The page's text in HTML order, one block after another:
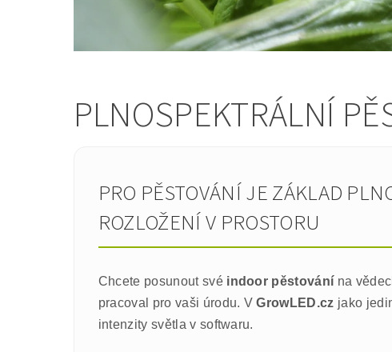
PLNOSPEKTRÁLNÍ
PRO PĚSTOVÁNÍ JE ZÁKLAD
ROZLOŽENÍ V PROSTORU
Chcete posunout své indoor pěstování na
pracoval pro vaši úrodu. VGrowLED.cz jako
intenzity světla v softwaru.